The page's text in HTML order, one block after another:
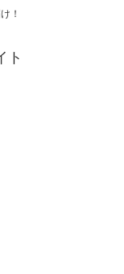
！
ト